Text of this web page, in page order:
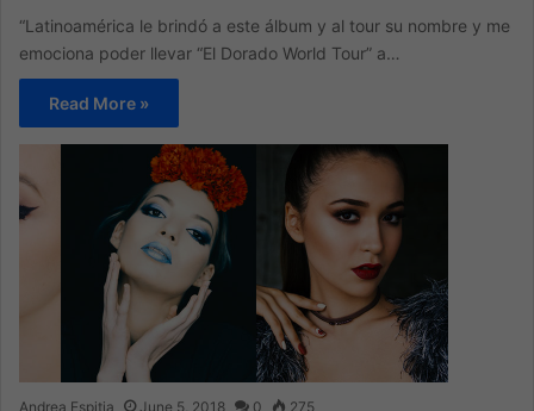
“Latinoamérica le brindó a este álbum y al tour su nombre y me
emociona poder llevar “El Dorado World Tour” a…
Read More »
Andrea Espitia June 5, 2018 0 275